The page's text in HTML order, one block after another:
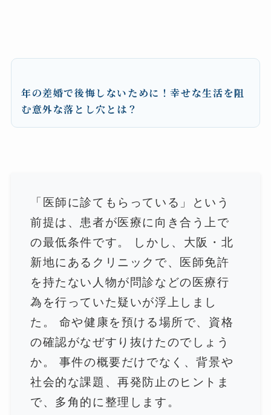
年の差婚で後悔しないために！幸せな生活を阻
む意外な落とし穴とは？
「医師に診てもらっている」という
前提は、患者が医療に向き合う上で
の最低条件です。 しかし、大阪・北
新地にあるクリニックで、医師免許
を持たない人物が問診などの医療行
為を行っていた疑いが浮上しまし
た。 命や健康を預ける場所で、資格
の確認がなぜすり抜けたのでしょう
か。 事件の概要だけでなく、背景や
社会的な課題、再発防止のヒントま
で、多角的に整理します。